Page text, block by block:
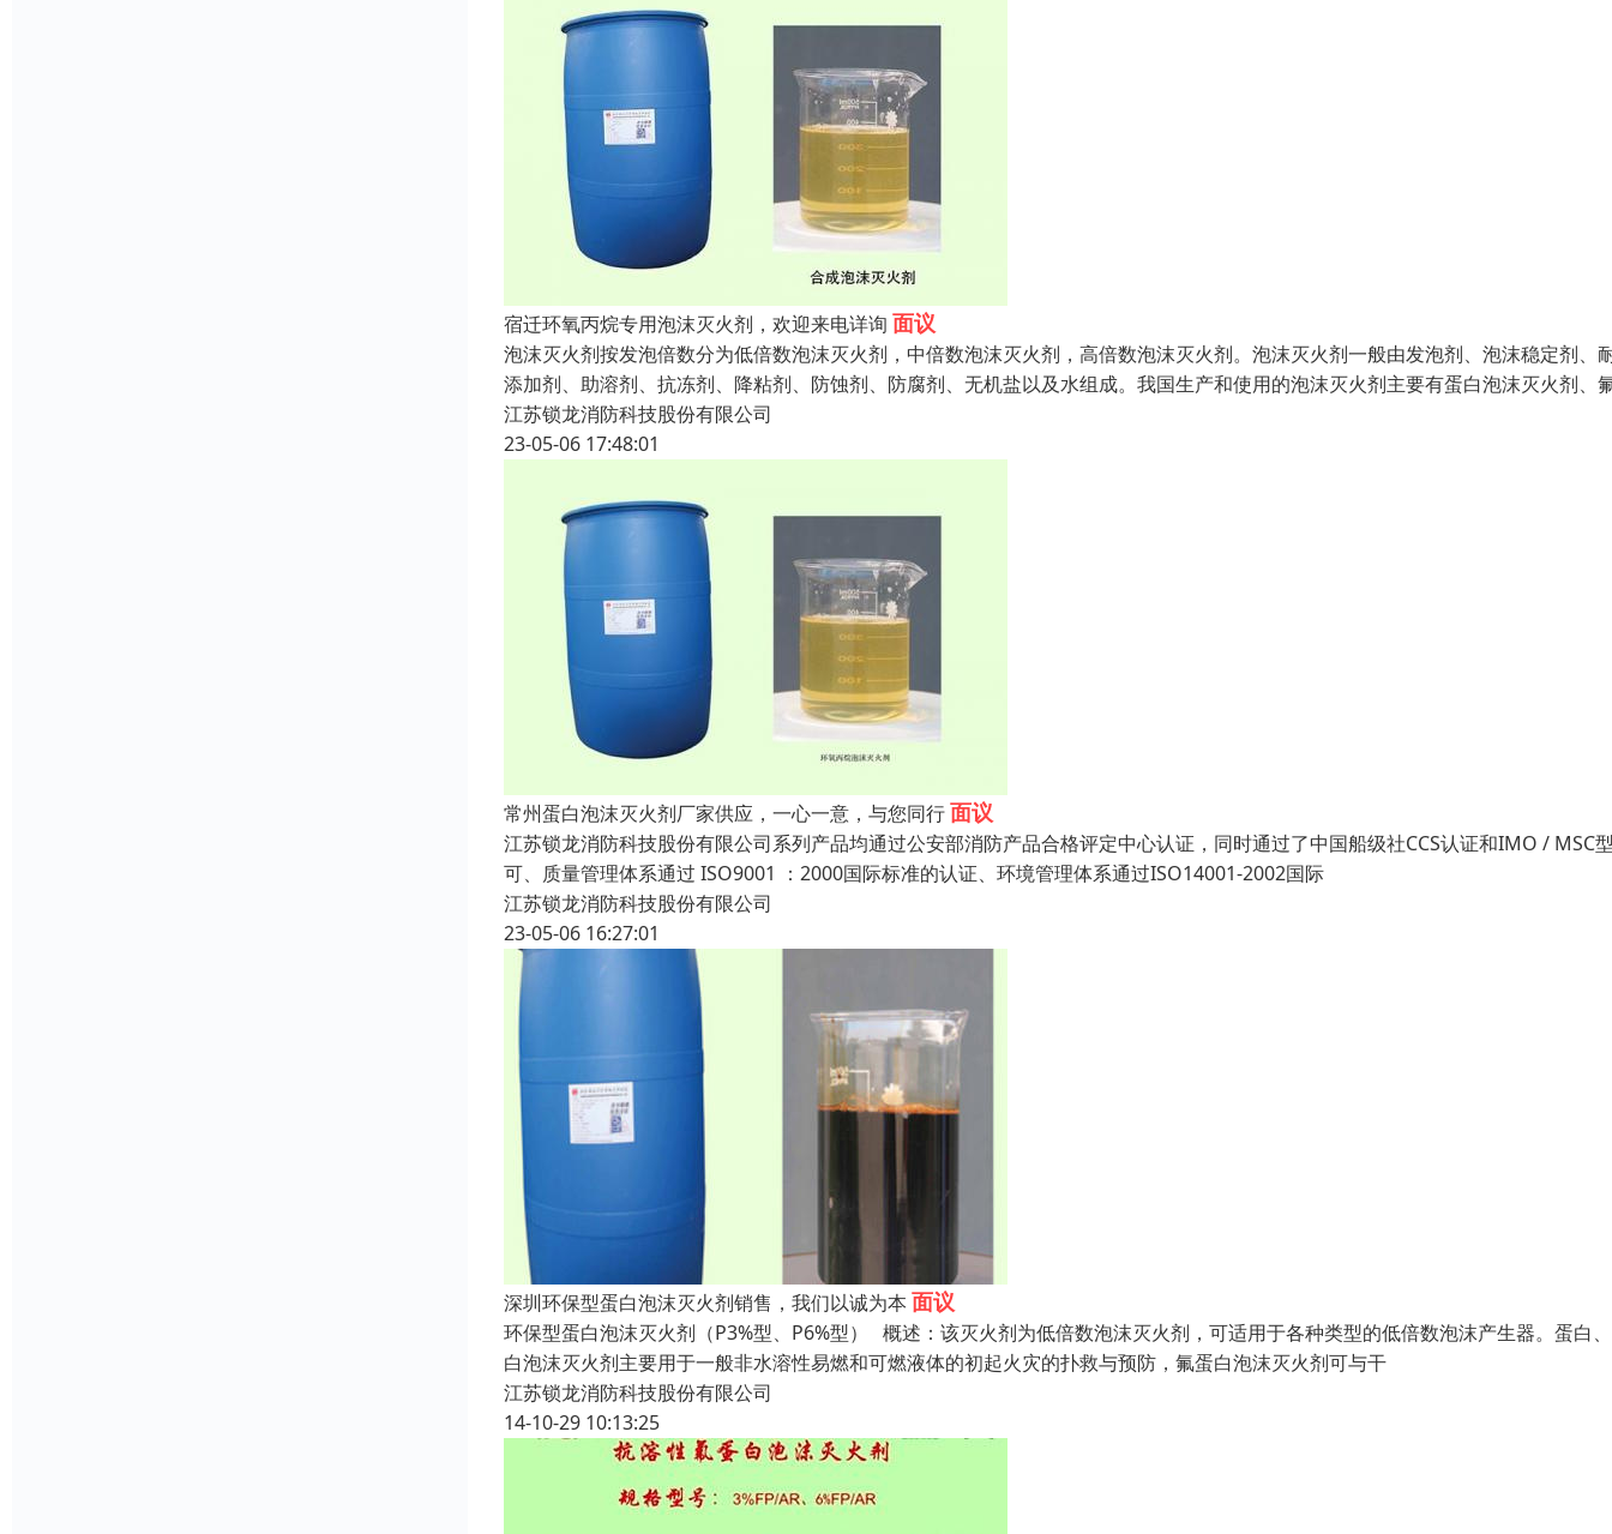
宿迁环氧丙烷专用泡沫灭火剂，欢迎来电详询 面议
泡沫灭火剂按发泡倍数分为低倍数泡沫灭火剂，中倍数泡沫灭火剂，高倍数泡沫灭火剂。泡沫灭火剂一般由发泡剂、泡沫稳定剂、
添加剂、助溶剂、抗冻剂、降粘剂、防蚀剂、防腐剂、无机盐以及水组成。我国生产和使用的泡沫灭火剂主要有蛋白泡沫灭火剂、
江苏锁龙消防科技股份有限公司
23-05-06 17:48:01
常州蛋白泡沫灭火剂厂家供应，一心一意，与您同行面议
江苏锁龙消防科技股份有限公司系列产品均通过公安部消防产品合格评定中心认证，同时通过了中国船级社CCS认证和IMO / MSC
可、质量管理体系通过 ISO9001 ：2000国际标准的认证、环境管理体系通过ISO14001-2002国际
江苏锁龙消防科技股份有限公司
23-05-06 16:27:01
深圳环保型蛋白泡沫灭火剂销售，我们以诚为本 面议
环保型蛋白泡沫灭火剂（P3%型、P6%型） 概述：该灭火剂为低倍数泡沫灭火剂，可适用于各种类型的低倍数泡沫产生器。蛋白
白泡沫灭火剂主要用于一般非水溶性易燃和可燃液体的初起火灾的扑救与预防，氟蛋白泡沫灭火剂可与干
江苏锁龙消防科技股份有限公司
14-10-29 10:13:25